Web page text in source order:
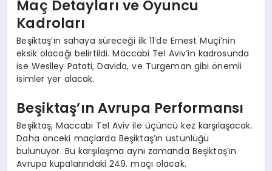
Maç Detayları ve Oyuncu
Kadroları
Beşiktaş’ın sahaya süreceği ilk 11’de Ernest Muçi’nin
eksik olacağı belirtildi. Maccabi Tel Aviv’in kadrosunda
ise Weslley Patati, Davida, ve Turgeman gibi önemli
isimler yer alacak.
Beşiktaş’ın Avrupa Performansı
Beşiktaş, Maccabi Tel Aviv ile üçüncü kez karşılaşacak.
Daha önceki maçlarda Beşiktaş’ın üstünlüğü
bulunuyor. Bu karşılaşma aynı zamanda Beşiktaş’ın
Avrupa kupalarındaki 249. maçı olacak.